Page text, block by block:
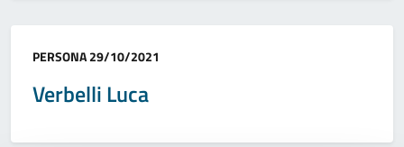
Categoria:
PERSONA29/10/2021
Verbelli Luca